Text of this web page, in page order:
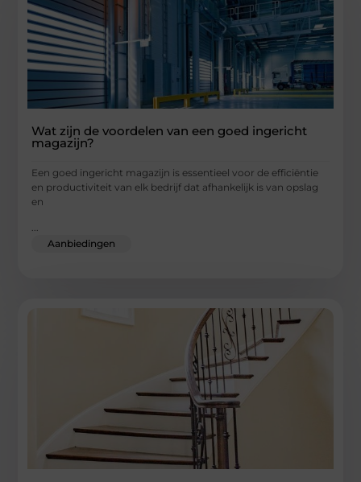
Wat zijn de voordelen van een goed ingericht
magazijn?
Een goed ingericht magazijn is essentieel voor de efficiëntie
en productiviteit van elk bedrijf dat afhankelijk is van opslag
en
...
Aanbiedingen